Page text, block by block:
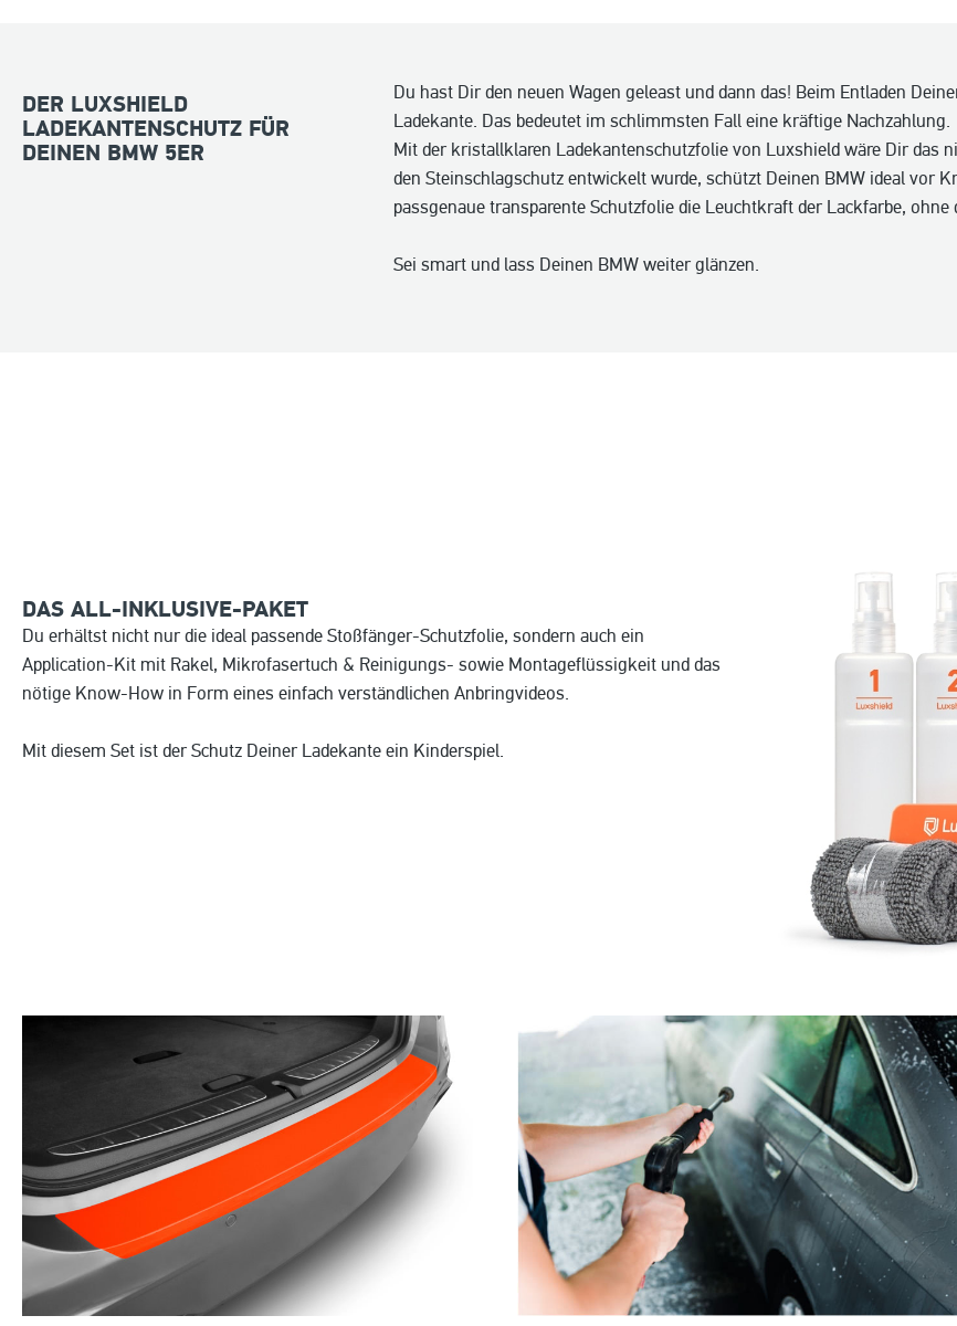
DER LUXSHIELD
LADEKANTENSCHUTZ FÜR
DEINEN BMW 5ER
Du hast Dir den neuen Wagen geleast und dann das! Beim Entladen
Ladekante. Das bedeutet im schlimmsten Fall eine kräftige Nachzahlung.
Mit der kristallklaren Ladekantenschutzfolie von Luxshield wäre Dir das
den Steinschlagschutz entwickelt wurde, schützt Deinen BMW ideal vor
passgenaue transparente Schutzfolie die Leuchtkraft der Lackfarbe,
Sei smart und lass Deinen BMW weiter glänzen.
DAS ALL-INKLUSIVE-PAKET
Du erhältst nicht nur die ideal passende Stoßfänger-Schutzfolie, sondern auch ein
Application-Kit mit Rakel, Mikrofasertuch & Reinigungs- sowie Montageflüssigkeit und das
nötige Know-How in Form eines einfach verständlichen Anbringvideos.
Mit diesem Set ist der Schutz Deiner Ladekante ein Kinderspiel.